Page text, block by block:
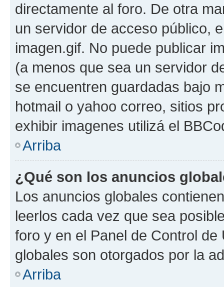
directamente al foro. De otra
un servidor de acceso público,
imagen.gif. No puede publicar
(a menos que sea un servidor
se encuentren guardadas bajo
hotmail o yahoo correo, sitios
exhibir imagenes utilizá el
Arriba
¿Qué son los anuncios
Los anuncios globales
leerlos cada vez que sea
foro y en el Panel de Control
globales son otorgados por la
Arriba